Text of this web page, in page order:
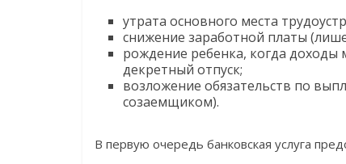
утрата основного места
снижение заработной платы
рождение ребенка, когда
декретный отпуск;
возложение обязательств по
созаемщиком).
В первую очередь банковская услуга